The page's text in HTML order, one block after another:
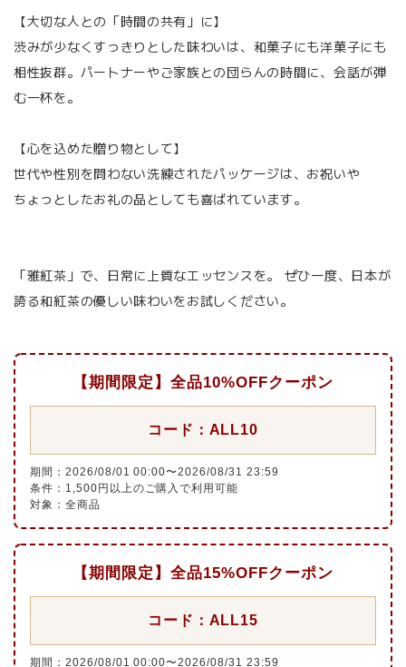
【大切な人との「時間の共有」に】
渋みが少なくすっきりとした味わいは、和菓子にも洋菓子にも
相性抜群。パートナーやご家族との団らんの時間に、会話が弾
む一杯を。
【心を込めた贈り物として】
世代や性別を問わない洗練されたパッケージは、お祝いや
ちょっとしたお礼の品としても喜ばれています。
「雅紅茶」で、日常に上質なエッセンスを。 ぜひ一度、日本が
誇る和紅茶の優しい味わいをお試しください。
【期間限定】全品10%OFFクーポン
コード：ALL10
期間：2026/08/01 00:00〜2026/08/31 23:59
条件：1,500円以上のご購入で利用可能
対象：全商品
【期間限定】全品15%OFFクーポン
コード：ALL15
期間：2026/08/01 00:00〜2026/08/31 23:59